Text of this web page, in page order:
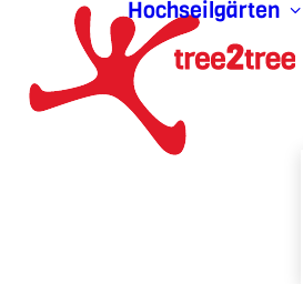
Hochseilgärten